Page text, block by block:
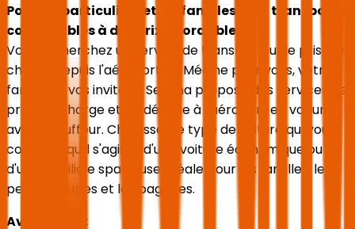
Pour les particuliers et les familles : des transports
confortables à des prix abordables
Vous recherchez un service de transfert ou de prise en
charge depuis l'aéroport de Médine pour vous, votre
famille et vos invités ? Seyaha propose des services de
prise en charge et de dépose à l'aéroport en voiture
avec chauffeur. Choisissez le type de voiture qui vous
convient, qu'il s'agisse d'une voiture économique ou
d'une familiale spacieuse, idéale pour les familles, les
petits groupes et les bagages.
Avantages :